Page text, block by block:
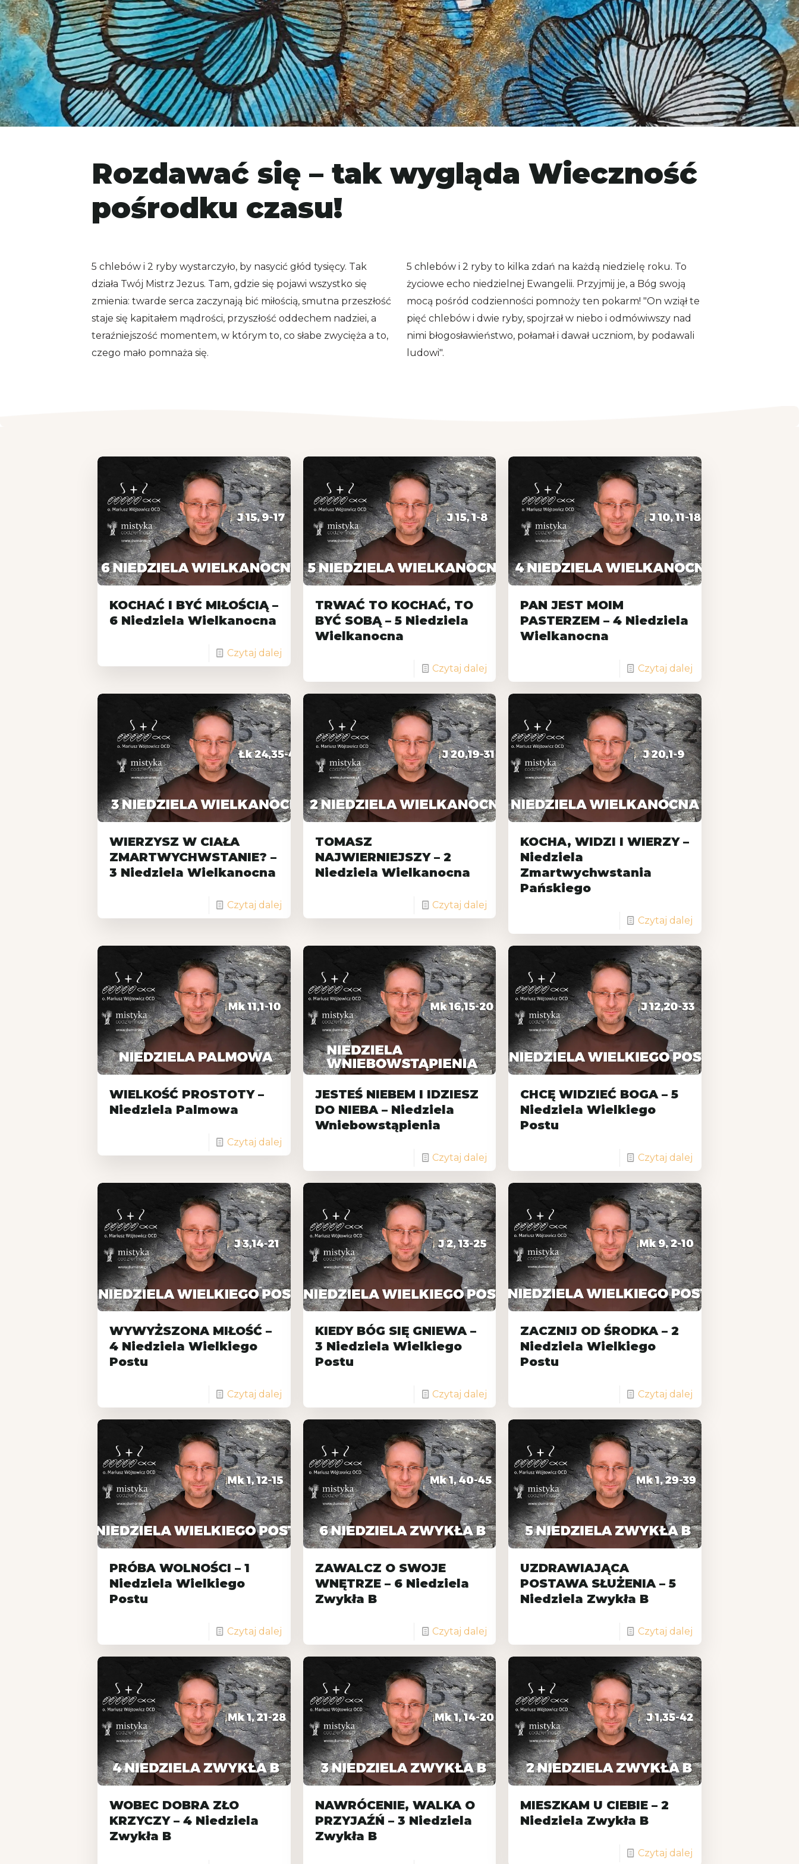
Rozdawać się – tak wygląda Wieczność
pośrodku czasu!
5 chlebów i 2 ryby wystarczyło, by nasycić głód tysięcy. Tak
działa Twój Mistrz Jezus. Tam, gdzie się pojawi wszystko się
zmienia: twarde serca zaczynają bić miłością, smutna przeszłość
staje się kapitałem mądrości, przyszłość oddechem nadziei, a
teraźniejszość momentem, w którym to, co słabe zwycięża a to,
czego mało pomnaża się.
5 chlebów i 2 ryby to kilka zdań na każdą niedzielę roku. To
życiowe echo niedzielnej Ewangelii. Przyjmij je, a Bóg swoją
mocą pośród codzienności pomnoży ten pokarm! "On wziął te
pięć chlebów i dwie ryby, spojrzał w niebo i odmówiwszy nad
nimi błogosławieństwo, połamał i dawał uczniom, by podawali
ludowi".
KOCHAĆ I BYĆ MIŁOŚCIĄ –
6 Niedziela Wielkanocna
Czytaj dalej
TRWAĆ TO KOCHAĆ, TO
BYĆ SOBĄ – 5 Niedziela
Wielkanocna
Czytaj dalej
PAN JEST MOIM
PASTERZEM – 4 Niedziela
Wielkanocna
Czytaj dalej
WIERZYSZ W CIAŁA
ZMARTWYCHWSTANIE? –
3 Niedziela Wielkanocna
Czytaj dalej
TOMASZ
NAJWIERNIEJSZY – 2
Niedziela Wielkanocna
Czytaj dalej
KOCHA, WIDZI I WIERZY –
Niedziela
Zmartwychwstania
Pańskiego
Czytaj dalej
WIELKOŚĆ PROSTOTY –
Niedziela Palmowa
Czytaj dalej
JESTEŚ NIEBEM I IDZIESZ
DO NIEBA – Niedziela
Wniebowstąpienia
Czytaj dalej
CHCĘ WIDZIEĆ BOGA – 5
Niedziela Wielkiego
Postu
Czytaj dalej
WYWYŻSZONA MIŁOŚĆ –
4 Niedziela Wielkiego
Postu
Czytaj dalej
KIEDY BÓG SIĘ GNIEWA –
3 Niedziela Wielkiego
Postu
Czytaj dalej
ZACZNIJ OD ŚRODKA – 2
Niedziela Wielkiego
Postu
Czytaj dalej
PRÓBA WOLNOŚCI – 1
Niedziela Wielkiego
Postu
Czytaj dalej
ZAWALCZ O SWOJE
WNĘTRZE – 6 Niedziela
Zwykła B
Czytaj dalej
UZDRAWIAJĄCA
POSTAWA SŁUŻENIA – 5
Niedziela Zwykła B
Czytaj dalej
WOBEC DOBRA ZŁO
KRZYCZY – 4 Niedziela
Zwykła B
NAWRÓCENIE, WALKA O
PRZYJAŹŃ – 3 Niedziela
Zwykła B
MIESZKAM U CIEBIE – 2
Niedziela Zwykła B
Czytaj dalej